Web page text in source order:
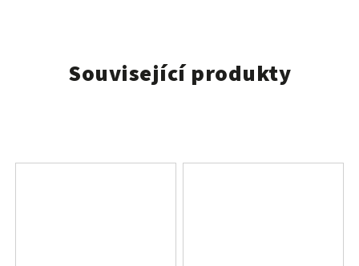
Související produkty